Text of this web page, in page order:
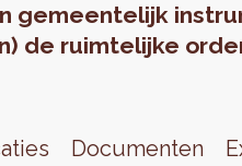
gemeentelijk
de ruimtelijke
Documenten